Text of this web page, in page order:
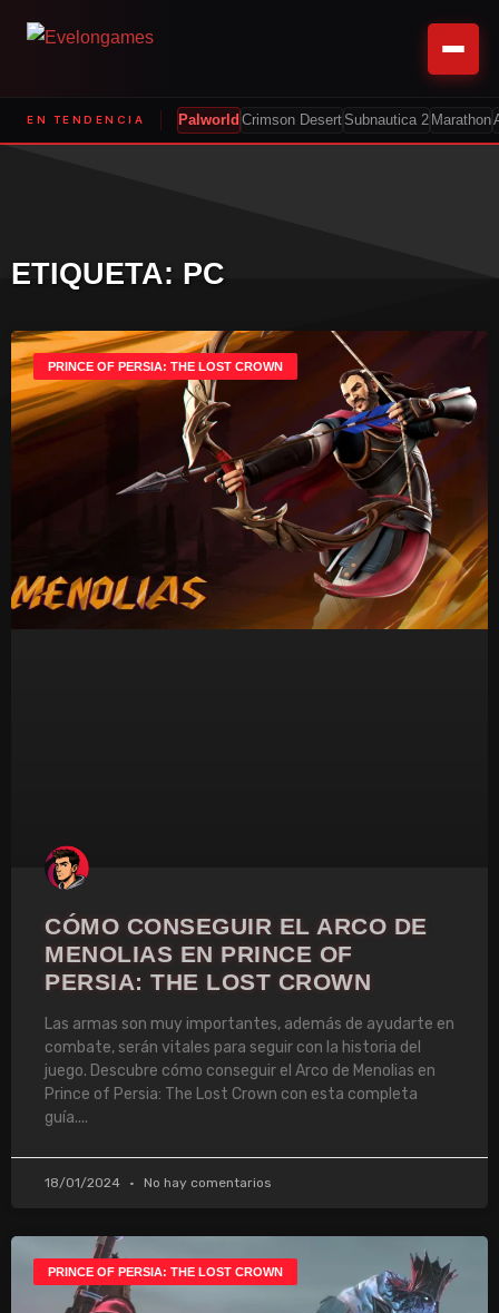
EN TENDENCIA Palworld Crimson Desert Subnautica 2 Marathon
ETIQUETA: PC
PRINCE OF PERSIA: THE LOST CROWN
CÓMO CONSEGUIR EL ARCO DE
MENOLIAS EN PRINCE OF
PERSIA: THE LOST CROWN
Las armas son muy importantes, además de ayudarte en
combate, serán vitales para seguir con la historia del
juego. Descubre cómo conseguir el Arco de Menolias en
Prince of Persia: The Lost Crown con esta completa
guía.
18/01/2024 No hay comentarios
PRINCE OF PERSIA: THE LOST CROWN